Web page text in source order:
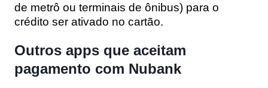
de metrô ou terminais de ônibus) para o
crédito ser ativado no cartão.
Outros apps que aceitam
pagamento com Nubank